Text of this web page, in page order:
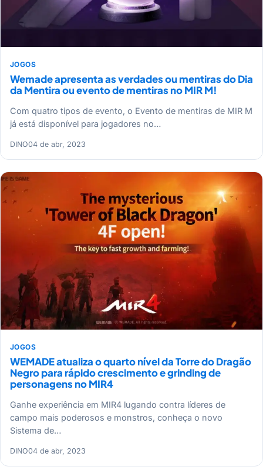
JOGOS
Wemade apresenta as verdades ou mentiras do Dia
da Mentira ou evento de mentiras no MIR M!
Com quatro tipos de evento, o Evento de mentiras de MIR M
já está disponível para jogadores no…
DINO04 de abr, 2023
JOGOS
WEMADE atualiza o quarto nível da Torre do Dragão
Negro para rápido crescimento e grinding de
personagens no MIR4
Ganhe experiência em MIR4 lugando contra líderes de
campo mais poderosos e monstros, conheça o novo
Sistema de…
DINO04 de abr, 2023